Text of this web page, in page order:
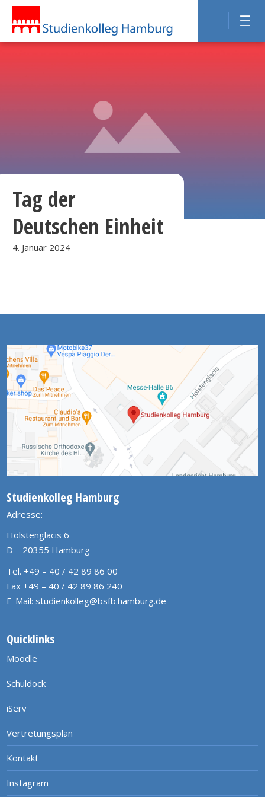
Tag der
Deutschen Einheit
4. Januar 2024
Studienkolleg Hamburg
Adresse:
Holstenglacis 6
D – 20355 Hamburg
Tel. +49 – 40 / 42 89 86 00
Fax +49 – 40 / 42 89 86 240
E-Mail: studienkolleg@bsfb.hamburg.de
Quicklinks
Moodle
Schuldock
iServ
Vertretungsplan
Kontakt
Instagram